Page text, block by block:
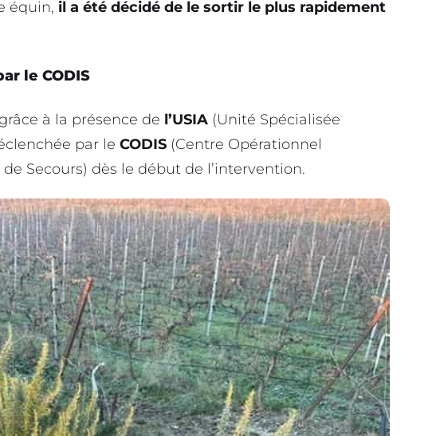
équin, il a été décidé de le sortir le plus rapidement
le CODIS
à la présence de l’USIA (Unité Spécialisée
par le CODIS (Centre Opérationnel
Secours) dès le début de l’intervention.